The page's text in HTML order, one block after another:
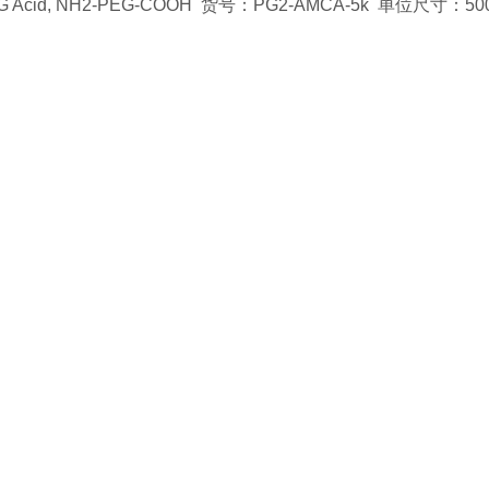
Acid, NH2-PEG-COOH 货号：PG2-AMCA-5k 单位尺寸：